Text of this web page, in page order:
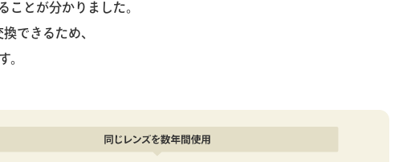
ことが分かりました。
できるため、
。